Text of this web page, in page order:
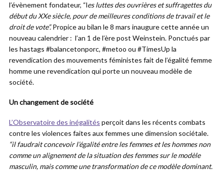
l’évènement fondateur, “les luttes des ouvrières et suffragettes du
début du XXe siècle, pour de meilleures conditions de travail et le
droit de vote”.Propice au bilan le 8 mars inaugure cette année un
nouveau calendrier : l’an 1 de l’ère post Weinstein. Ponctués par
les hastags #balancetonporc, #metoo ou #TimesUp la
revendication des mouvements féministes fait de l’égalité femme
homme une revendication qui porte un nouveau modèle de
société.
Un changement de société
L’Observatoire des inégalités perçoit dans les récents combats
contre les violences faites aux femmes une dimension sociétale.
“il faudrait concevoir l’égalité entre les femmes et les hommes non
comme un alignement de la situation des femmes sur le modèle
masculin, mais comme une transformation de ce modèle dominant.